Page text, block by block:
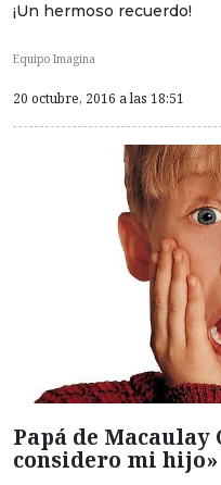
¡Un hermoso recuerdo!
Equipo Imagina
20 octubre, 2016 a las 18:51
Papá de Macaulay
considero mi hijo»